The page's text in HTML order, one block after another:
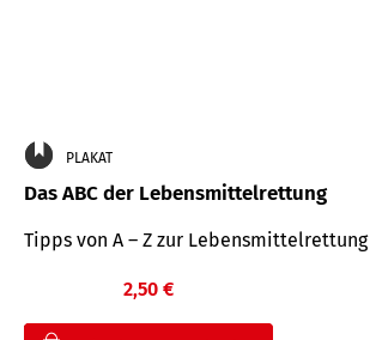
PLAKAT
Das ABC der Lebensmittelrettung
Tipps von A – Z zur Lebensmittelrettung
2,50 €